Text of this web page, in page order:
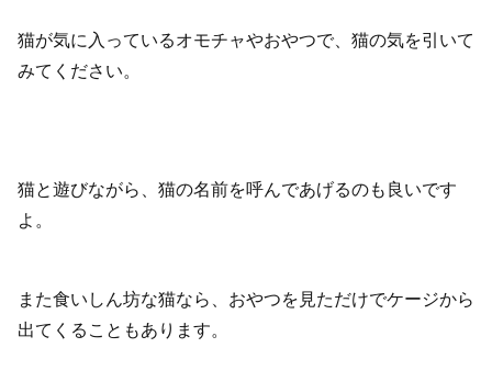
猫が気に入っているオモチャやおやつで、猫の気を引いて
みてください。
猫と遊びながら、猫の名前を呼んであげるのも良いです
よ。
また食いしん坊な猫なら、おやつを見ただけでケージから
出てくることもあります。